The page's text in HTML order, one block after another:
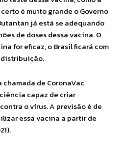
é muito grande o Governo
já está se adequando
de doses dessa vacina. O
for eficaz, o Brasil ficará com
distribuição.
de CoronaVac
capaz de criar
o vírus. A previsão é de
essa vacina a partir de